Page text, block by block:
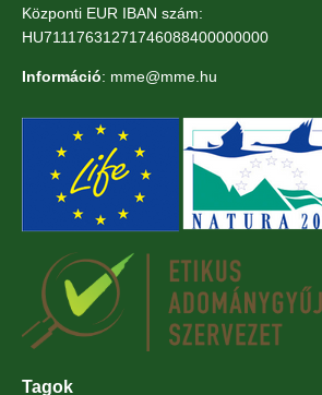
Központi EUR IBAN szám:
HU71117631271746088400000000
Információ: mme@mme.hu
Tagok